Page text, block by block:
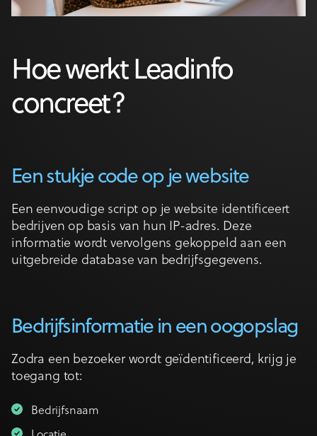
Hoe werkt Leadinfo
concreet?
Een stukje code op je website
Een eenvoudige script op je website identificeert
bedrijven op basis van hun IP-adres. Deze
informatie wordt vervolgens gekoppeld aan een
uitgebreide database van bedrijfsgegevens.
Bedrijfsinformatie in een oogopslag
Zodra een bezoeker wordt geïdentificeerd, krijg je
toegang tot:
Bedrijfsnaam